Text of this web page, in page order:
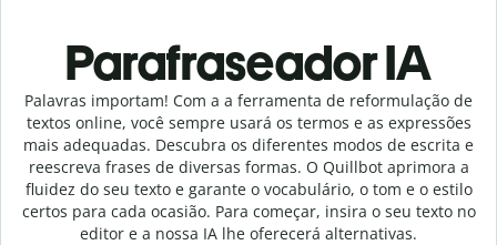
Parafraseador IA
Palavras importam! Com a a ferramenta de reformulação de
textos online, você sempre usará os termos e as expressões
mais adequadas. Descubra os diferentes modos de escrita e
reescreva frases de diversas formas. O Quillbot aprimora a
fluidez do seu texto e garante o vocabulário, o tom e o estilo
certos para cada ocasião. Para começar, insira o seu texto no
editor e a nossa IA lhe oferecerá alternativas.